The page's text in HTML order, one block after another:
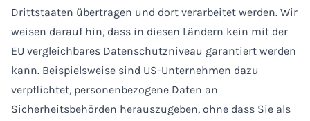
Drittstaaten übertragen und dort verarbeitet werden. Wir
weisen darauf hin, dass in diesen Ländern kein mit der
EU vergleichbares Datenschutzniveau garantiert werden
kann. Beispielsweise sind US-Unternehmen dazu
verpflichtet, personenbezogene Daten an
Sicherheitsbehörden herauszugeben, ohne dass Sie als